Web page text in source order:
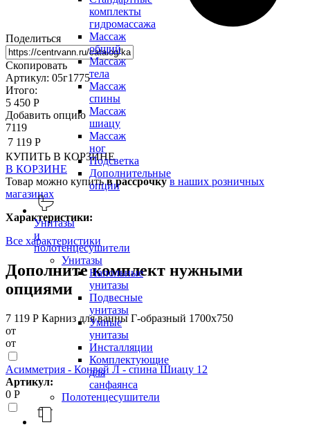
комплекты
гидромассажа
Массаж
общий
Массаж
тела
Массаж
спины
Массаж
шиацу
Массаж
ног
Подсветка
Дополнительные
опции
Унитазы
и
полотенцесушители
Унитазы
Напольные
унитазы
Подвесные
унитазы
Умные
унитазы
Инсталляции
Комплектующие
для
санфаянса
Полотенцесушители
Поделиться
Скопировать
Артикул: 05г1775
Итого:
5 450 Р
Добавить опцию
7119
7 119 Р
КУПИТЬ В КОРЗИНЕ
В КОРЗИНЕ
Товар можно купитьв рассрочку в наших розничных
магазинах
Характеристики:
Все характеристики
Дополните комплект нужными
опциями
7 119 Р Карниз для ванны Г-образный 1700х750
от
от
Асимметрия - Конвей Л - спина Шиацу 12
Артикул:
0 Р